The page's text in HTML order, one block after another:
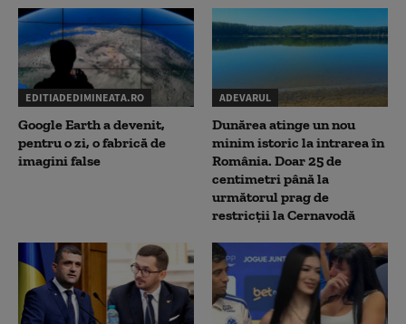
EDITIADEDIMINEATA.RO
Google Earth a devenit,
pentru o zi, o fabrică de
imagini false
ADEVARUL
Dunărea atinge un nou
minim istoric la intrarea în
România. Doar 25 de
centimetri până la
următorul prag de
restricții la Cernavodă